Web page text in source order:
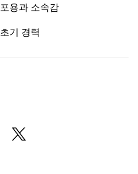
포용과 소속감
초기 경력